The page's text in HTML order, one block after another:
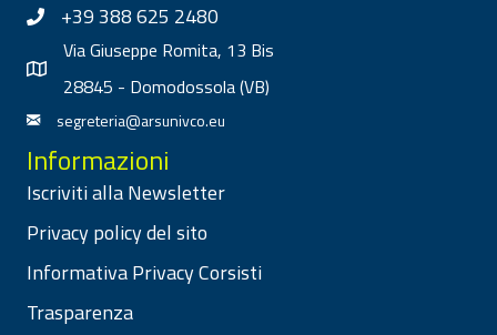
+39 388 625 2480
Via Giuseppe Romita, 13 Bis
28845 - Domodossola (VB)
segreteria@arsunivco.eu
Informazioni
Iscriviti alla Newsletter
Privacy policy del sito
Informativa Privacy Corsisti
Trasparenza